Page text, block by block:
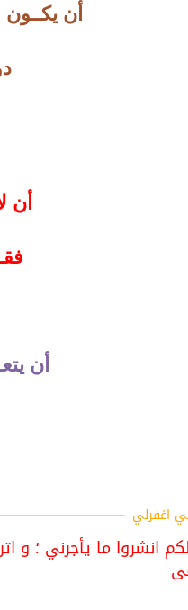
أن
أن
أن
اغفرلي
انشروا ما يأجرني ؛ و